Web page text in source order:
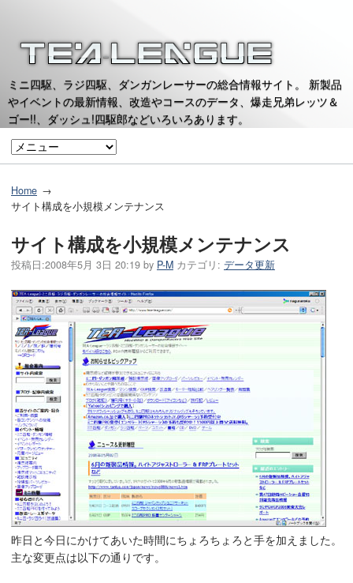
ミニ四駆、ラジ四駆、ダンガンレーサーの総合情報サイト。 新製品
やイベントの最新情報、改造やコースのデータ、爆走兄弟レッツ＆
ゴー!!、ダッシュ!四駆郎などいろいろあります。
Home
サイト構成を小規模メンテナンス
サイト構成を小規模メンテナンス
投稿日:2008年5月 3日 20:19 by P-M カテゴリ: データ更新
昨日と今日にかけてあいた時間にちょろちょろと手を加えました。
主な変更点は以下の通りです。